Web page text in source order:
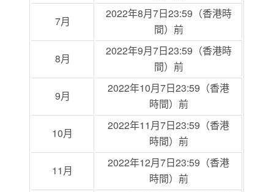
7月
2022年8月7日23:59（香港時
間）前
8月
2022年9月7日23:59（香港時
間）前
9月
2022年10月7日23:59（香港
時間）前
10月
2022年11月7日23:59（香港
時間）前
11月
2022年12月7日23:59（香港
時間）前